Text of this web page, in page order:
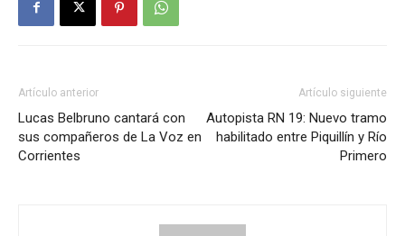
Artículo anterior
Lucas Belbruno cantará con
sus compañeros de La Voz en
Corrientes
Artículo siguiente
Autopista RN 19: Nuevo tramo
habilitado entre Piquillín y Río
Primero